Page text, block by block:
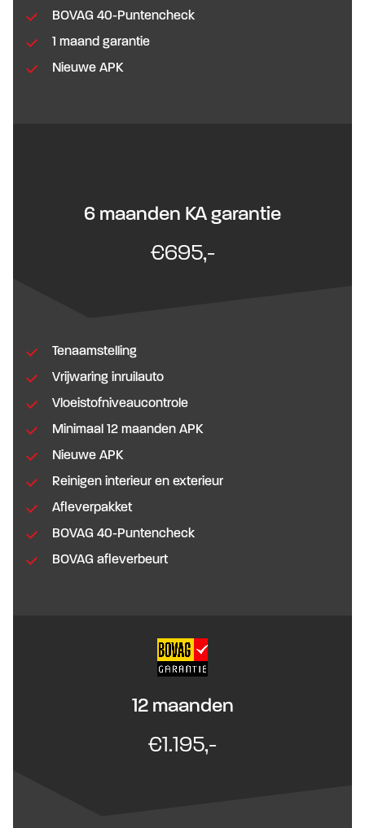
BOVAG 40-Puntencheck
1 maand garantie
Nieuwe APK
6 maanden KA garantie
€695,-
Tenaamstelling
Vrijwaring inruilauto
Vloeistofniveaucontrole
Minimaal 12 maanden APK
Nieuwe APK
Reinigen interieur en exterieur
Afleverpakket
BOVAG 40-Puntencheck
BOVAG afleverbeurt
12 maanden
€1.195,-